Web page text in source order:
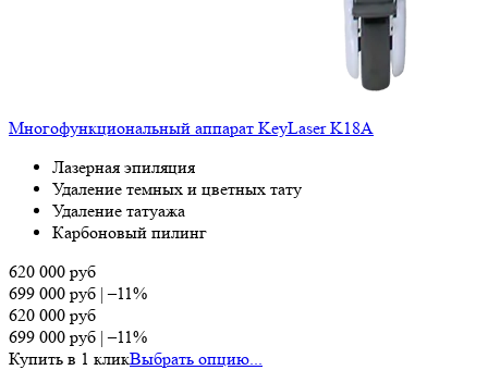
Многофункциональный аппарат KeyLaser K18A
Лазерная эпиляция
Удаление темных и цветных тату
Удаление татуажа
Карбоновый пилинг
620 000 руб
699 000 руб |–11%
620 000 руб
699 000 руб |–11%
Купить в 1 кликВыбрать опцию...